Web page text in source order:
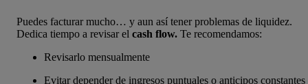
Puedes facturar mucho… y aun así tener problemas de liquidez.
Dedica tiempo a revisar el cash flow. Te recomendamos:
Revisarlo mensualmente
Evitar depender de ingresos puntuales o anticipos constantes